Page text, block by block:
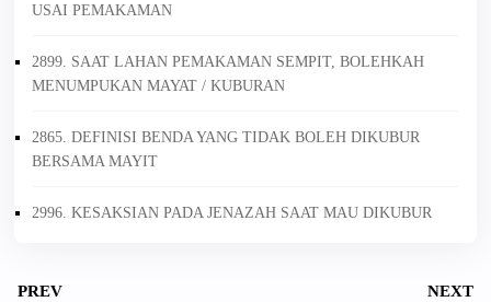
USAI PEMAKAMAN
2899. SAAT LAHAN PEMAKAMAN SEMPIT, BOLEHKAH
MENUMPUKAN MAYAT / KUBURAN
2865. DEFINISI BENDA YANG TIDAK BOLEH DIKUBUR
BERSAMA MAYIT
2996. KESAKSIAN PADA JENAZAH SAAT MAU DIKUBUR
PREV NEXT